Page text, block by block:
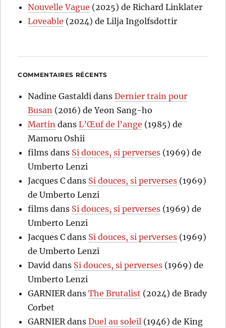
Nouvelle Vague (2025) de Richard Linklater
Loveable (2024) de Lilja Ingolfsdottir
COMMENTAIRES RÉCENTS
Nadine Gastaldi dansDernier train pour
Busan (2016) de Yeon Sang-ho
Martin dansL’Œuf de l’ange (1985) de
Mamoru Oshii
films dans Si douces, si perverses (1969) de
Umberto Lenzi
Jacques C dans Si douces, si perverses (1969)
de Umberto Lenzi
films dans Si douces, si perverses (1969) de
Umberto Lenzi
Jacques C dans Si douces, si perverses (1969)
de Umberto Lenzi
David dans Si douces, si perverses (1969) de
Umberto Lenzi
GARNIERdansThe Brutalist (2024) de Brady
Corbet
GARNIERdansDuel au soleil (1946) de King